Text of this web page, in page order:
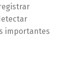
importantes